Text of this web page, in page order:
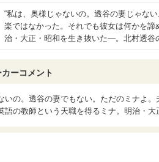
“私は、奥様じゃないの。透谷の妻じゃな
楽ではなかった。それでも彼女は何かを
治・大正・昭和を生き抜いた―。北村透谷
ーコメント
いの。透谷の妻でもない。ただのミナよ
語の教師という天職を得るミナ。明治・